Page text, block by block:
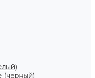
(черный)